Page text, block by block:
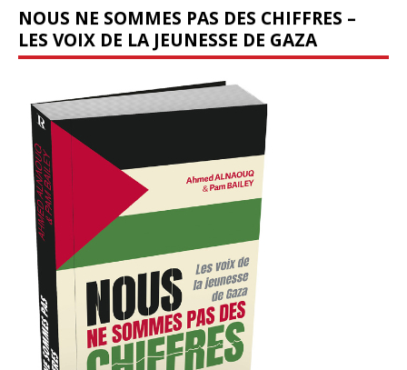
NOUS NE SOMMES PAS DES CHIFFRES –
LES VOIX DE LA JEUNESSE DE GAZA